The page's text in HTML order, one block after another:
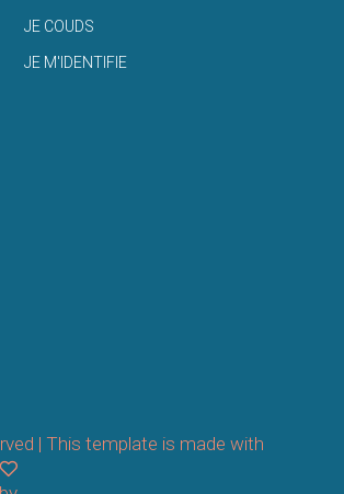
JE COUDS
JE M'IDENTIFIE
| This template is made with